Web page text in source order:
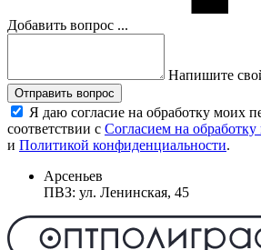
Добавить вопрос ...
Напишите
Отправить вопрос
Я даю согласие на обработку моих
соответствии с Согласием на
и Политикой конфиденциальности.
Арсеньев
ПВЗ: ул. Ленинская, 45